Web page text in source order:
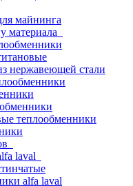
майнинга
материала
нержавеющей стали
теплообменники
laval
alfa laval